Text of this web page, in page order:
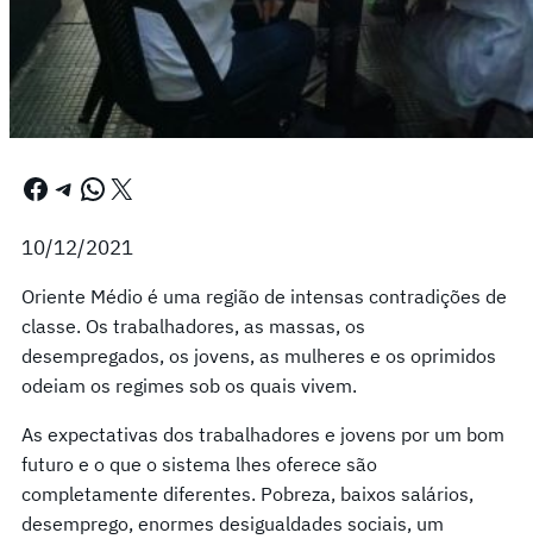
Facebook Telegram WhatsApp X
10/12/2021
Oriente Médio é uma região de intensas contradições de
classe. Os trabalhadores, as massas, os
desempregados, os jovens, as mulheres e os oprimidos
odeiam os regimes sob os quais vivem.
As expectativas dos trabalhadores e jovens por um bom
futuro e o que o sistema lhes oferece são
completamente diferentes. Pobreza, baixos salários,
desemprego, enormes desigualdades sociais, um